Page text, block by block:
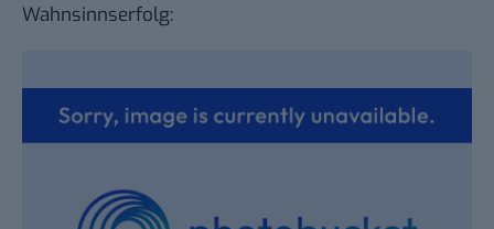
Wahnsinnserfolg: